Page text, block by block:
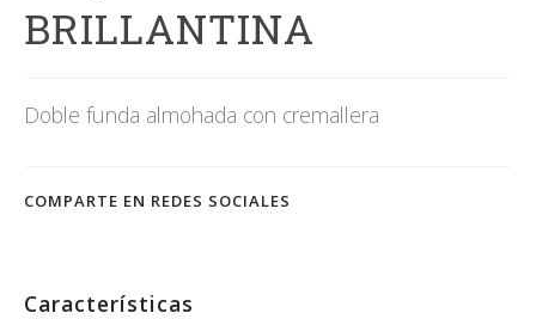
BRILLANTINA
Doble funda almohada con cremallera
COMPARTE EN REDES SOCIALES
Características